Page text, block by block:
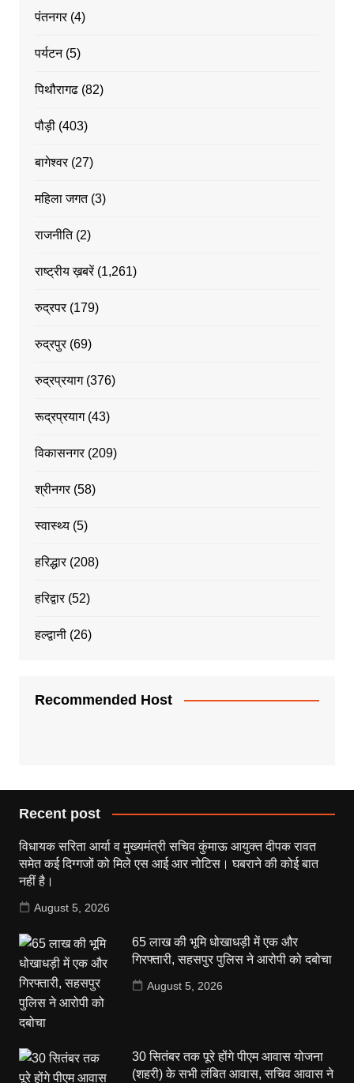
पंतनगर(4)
पर्यटन(5)
पिथौरागढ(82)
पौड़ी(403)
बागेश्वर(27)
महिला जगत(3)
राजनीति(2)
राष्ट्रीय ख़बरें(1,261)
रुद्रपर(179)
रुद्रपुर(69)
रुद्रप्रयाग(376)
रूद्रप्रयाग(43)
विकासनगर(209)
श्रीनगर(58)
स्वास्थ्य(5)
हरिद्धार(208)
हरिद्वार(52)
हल्द्वानी(26)
Recommended Host
Recent post
विधायक सरिता आर्या व मुख्यमंत्री सचिव कुंमाऊ आयुक्त दीपक रावत
समेत कई दिग्गजों को मिले एस आई आर नोटिस। घबराने की कोई बात
नहीं है।
August 5, 2026
65 लाख की भूमि धोखाधड़ी में एक और
गिरफ्तारी, सहसपुर पुलिस ने आरोपी को दबोचा
August 5, 2026
30 सितंबर तक पूरे होंगे पीएम आवास योजना
(शहरी) के सभी लंबित आवास, सचिव आवास ने